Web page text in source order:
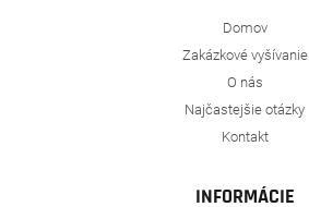
Domov
Zakázkové vyšívanie
O nás
Najčastejšie otázky
Kontakt
INFORMÁCIE